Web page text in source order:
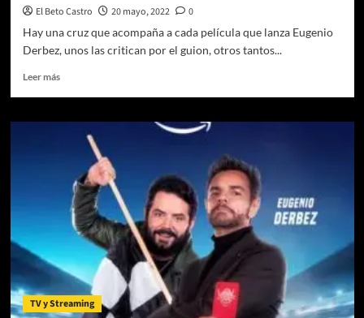
El Beto Castro 20 mayo, 2022
0
Hay una cruz que acompaña a cada película que lanza Eugenio
Derbez, unos las critican por el guion, otros tantos...
Leer másLeer
«El
Valet»
peli
Eugenio
Derbez
STAR
PLUS
TV y Streaming